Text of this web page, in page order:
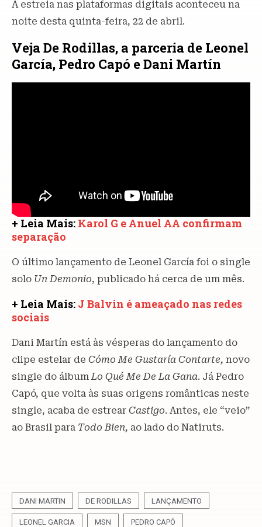
A estreia nas plataformas digitais aconteceu na
noite desta quinta-feira, 22 de abril.
Veja De Rodillas, a parceria de Leonel
García, Pedro Capó e Dani Martín
+ Leia Mais: Karol G e Anuel AA confirmam
separação
O último lançamento de Leonel García foi o single
solo Un Demonio, publicado há cerca de um mês.
+ Leia Mais: J Balvin é ameaçado nas redes
sociais
Dani Martín está às vésperas do lançamento do
clipe estelar de Cómo Me Gustaría Contarte, novo
single do álbumLo Qué Me De La Gana. Já Pedro
Capó, que volta às suas origens românticas neste
single, acaba de estrear Castigo. Antes, ele “veio”
ao Brasil para Todo Bien, ao lado do Natiruts.
DANI MARTIN DE RODILLAS LANÇAMENTO
LEONEL GARCIA MSN PEDRO CAPÓ